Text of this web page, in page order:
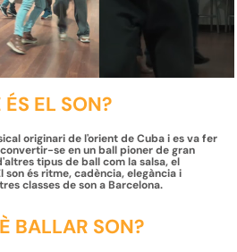
ÉS EL SON?
originari de l'orient de Cuba i es va fer
se en un ball pioner de gran
tipus de ball com la salsa, el
son és ritme, cadència, elegància i
classes de son a Barcelona.
BALLAR SON?